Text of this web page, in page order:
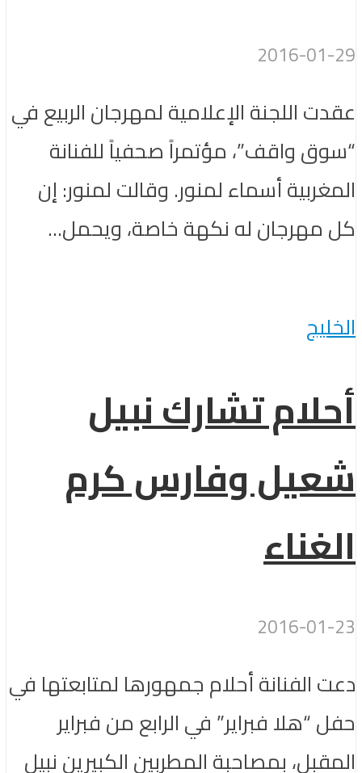
2016-01-29
عقدت اللجنة الإعلامية لمهرجان الربيع في
“سوق واقف”، مؤتمراً صحفياً للفنانة
المغربية أسماء لمنور. وقالت لمنور: إن
كل مهرجان له نكهة خاصة، ويحمل...
الخليج
أحلام تشارك نبيل
شعيل وفارس كرم
الغناء
2016-01-23
دعت الفنانة أحلام جمهورها لمتابعتها في
حفل “هلا فبراير” في الرابع من فبراير
المقبل، بمصاحبة المطربين الكبيرين نبيل